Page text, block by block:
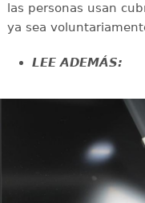
las personas usan
ya sea
LEE ADEMÁS: